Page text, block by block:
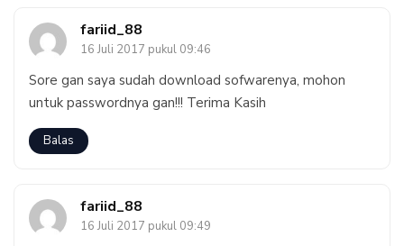
fariid_88
16 Juli 2017 pukul 09:46
Sore gan saya sudah download sofwarenya, mohon
untuk passwordnya gan!!! Terima Kasih
Balas
fariid_88
16 Juli 2017 pukul 09:49